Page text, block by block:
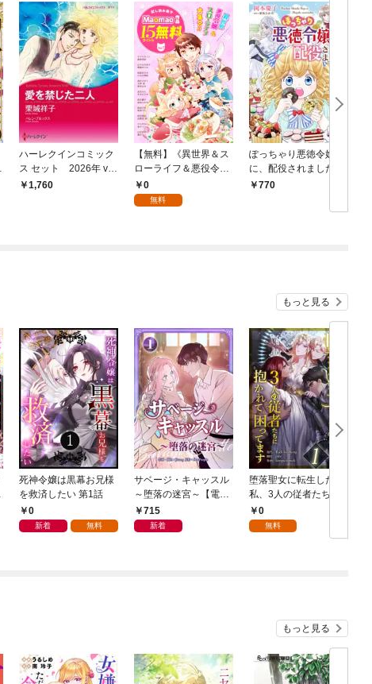
ハーレクインコミック
ス セット 2026年 vo
l.906
1,760
【無料】《異世界＆ス
ローライフ＆悪役令
嬢》が大集合！！ Mao
mao作品試し読み冊子
0
無料
ぽっちゃり悪徳令嬢
に、配役されました！
【コミックス単行本
770
もっと見る
死神令嬢は黒幕お兄様
を救済したい 第1話
0
新着 無料
サベージ・キャッスル
～堕落の迷宮～【電子
単行本版】 第1巻
715
新着
堕落聖女に転生した
私、3人の従者たちに
抱かれて困ってます 第
1話
0
無料
もっと見る